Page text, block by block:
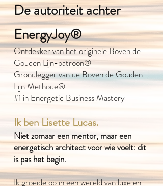
De autoriteit achter
EnergyJoy®
Ontdekker van het originele Boven de
Gouden Lijn-patroon®
Grondlegger van de Boven de Gouden
Lijn Methode®
#1 in Energetic Business Mastery
Ik ben Lisette Lucas.
Niet zomaar een mentor, maar een
energetisch architect voor wie voelt: dit
is pas het begin.
Ik groeide op in een wereld van luxe en